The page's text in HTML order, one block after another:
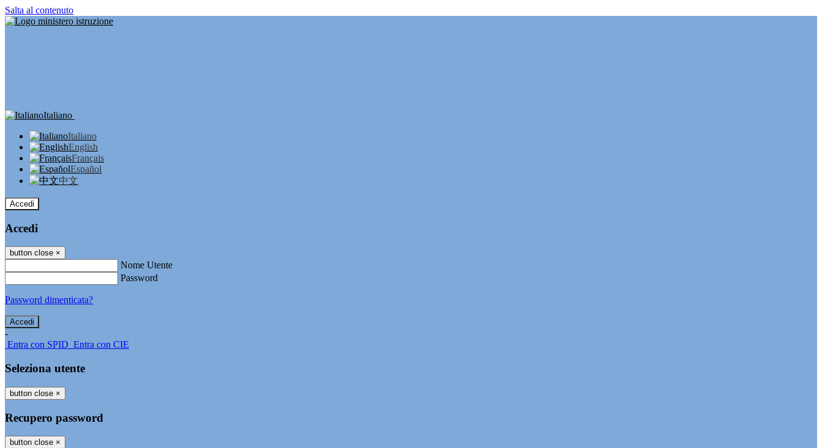
Salta al contenuto
Italiano
Italiano
English
Français
Español
中文
Accedi
Accedi
button close ×
Nome Utente
Password
Password dimenticata?
-
Entra con SPID Entra con CIE
Seleziona utente
button close ×
Recupero password
button close ×